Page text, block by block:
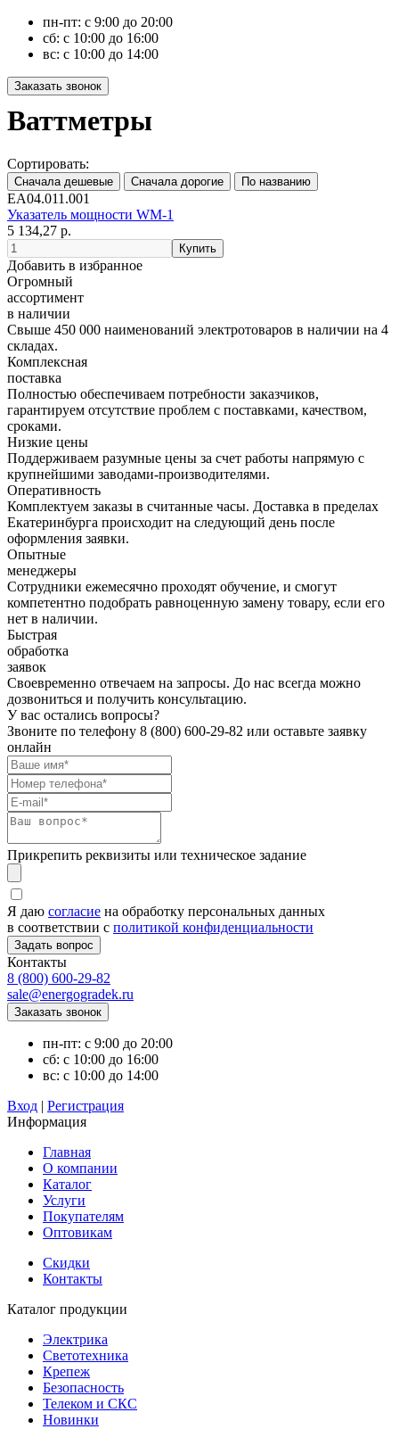
пн-пт: с 9:00 до 20:00
сб: с 10:00 до 16:00
вс: с 10:00 до 14:00
Ваттметры
Сортировать:
EA04.011.001
Указатель мощности WM-1
5 134,27 р.
Добавить в избранное
Огромный
ассортимент
в наличии
Свыше 450 000 наименований электротоваров в наличии на 4
складах.
Комплексная
поставка
Полностью обеспечиваем потребности заказчиков,
гарантируем отсутствие проблем с поставками, качеством,
сроками.
Низкие цены
Поддерживаем разумные цены за счет работы напрямую с
крупнейшими заводами-производителями.
Оперативность
Комплектуем заказы в считанные часы. Доставка в пределах
Екатеринбурга происходит на следующий день после
оформления заявки.
Опытные
менеджеры
Сотрудники ежемесячно проходят обучение, и смогут
компетентно подобрать равноценную замену товару, если его
нет в наличии.
Быстрая
обработка
заявок
Своевременно отвечаем на запросы. До нас всегда можно
дозвониться и получить консультацию.
У вас остались вопросы?
Звоните по телефону 8 (800) 600-29-82 или оставьте заявку
онлайн
Прикрепить реквизиты или техническое задание
Я даю согласие на обработку персональных данных
в соответствии с политикой конфиденциальности
Контакты
8 (800) 600-29-82
sale@energogradek.ru
пн-пт: с 9:00 до 20:00
сб: с 10:00 до 16:00
вс: с 10:00 до 14:00
Вход | Регистрация
Информация
Главная
О компании
Каталог
Услуги
Покупателям
Оптовикам
Скидки
Контакты
Каталог продукции
Электрика
Светотехника
Крепеж
Безопасность
Телеком и СКС
Новинки